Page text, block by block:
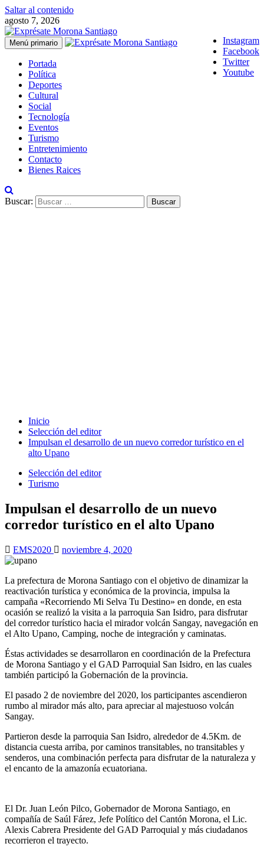
Saltar al contenido
agosto 7, 2026
Instagram
Facebook
Twitter
Youtube
Menú primario
Portada
Política
Deportes
Cultural
Social
Tecnología
Eventos
Turismo
Entretenimiento
Contacto
Bienes Raices
Buscar:
Inicio
Selección del editor
Impulsan el desarrollo de un nuevo corredor turístico en el
alto Upano
Selección del editor
Turismo
Impulsan el desarrollo de un nuevo
corredor turístico en el alto Upano
EMS2020 noviembre 4, 2020
La prefectura de Morona Santiago con el objetivo de dinamizar la
reactivación turística y económica de la provincia, impulsa la
campaña «Recorriendo Mi Selva Tu Destino» en donde, en esta
ocasión se realizó la visita a la parroquia San Isidro, para disfrutar
del corredor turístico hacia el mirador volcán Sangay, navegación en
el Alto Upano, Camping, noche de integración y caminatas.
Éstas actividades se desarrollaron en coordinación de la Prefectura
de Morona Santiago y el GAD Parroquial San Isidro, en las cuales
también participó la Gobernación de la provincia.
El pasado 2 de noviembre del 2020, los participantes ascendieron
rumbo al mirador más alto, para apreciar al majestuoso volcán
Sangay.
Partieron desde la parroquia San Isidro, alrededor de 4.5Km. de
distancia cuesta arriba, por caminos transitables, no transitables y
senderos, una combinación perfecta para disfrutar de la naturaleza y
el encanto de la amazonía ecuatoriana.
El Dr. Juan León Pilco, Gobernador de Morona Santiago, en
compañía de Saúl Fárez, Jefe Político del Cantón Morona, el Lic.
Alexis Cabrera Presidente del GAD Parroquial y más ciudadanos
recorrieron el trayecto.